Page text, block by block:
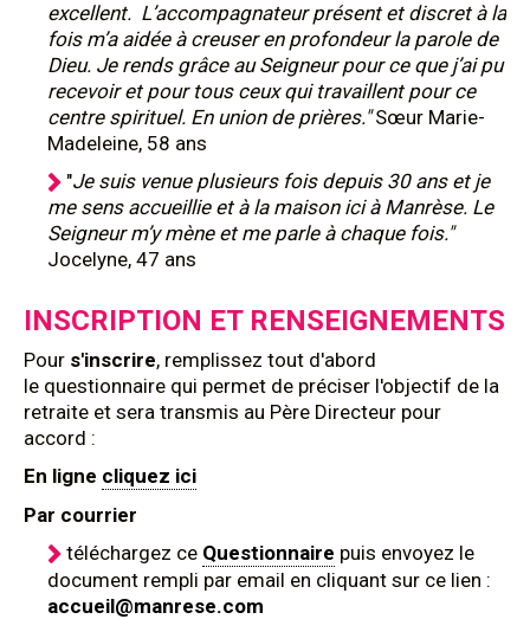
excellent. L’accompagnateur présent et discret à la
fois m’a aidée à creuser en profondeur la parole de
Dieu. Je rends grâce au Seigneur pour ce que j’ai pu
recevoir et pour tous ceux qui travaillent pour ce
centre spirituel. En union de prières."Sœur Marie-
Madeleine, 58 ans
"Je suis venue plusieurs fois depuis 30 ans et je
me sens accueillie et à la maison ici à Manrèse. Le
Seigneur m’y mène et me parle à chaque fois."
Jocelyne, 47 ans
INSCRIPTION ET RENSEIGNEMENTS
Pour s'inscrire, remplissez tout d'abord
le questionnaire qui permet de préciser l'objectif de la
retraite et sera transmis au Père Directeur pour
accord :
En ligne cliquez ici
Par courrier
téléchargez ce Questionnaire puis envoyez le
document rempli par email en cliquant sur ce lien :
accueil@manrese.com